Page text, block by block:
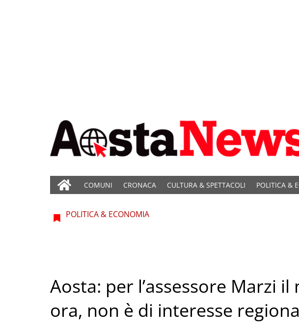
COMUNI CRONACA CULTURA & SPETTACOLI POLITICA &
POLITICA & ECONOMIA
Aosta: per l’assessore Marzi
ora, non è di interesse